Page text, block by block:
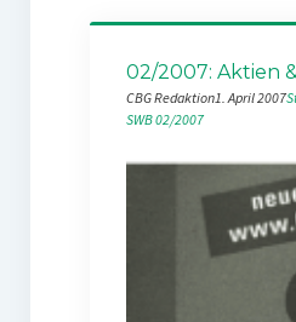
02/2007: Aktien
CBG Redaktion1. April 2007
SWB 02/2007